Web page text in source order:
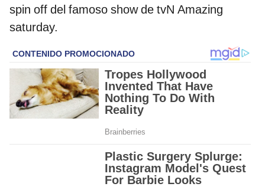
spin off del famoso show de tvN Amazing
saturday.